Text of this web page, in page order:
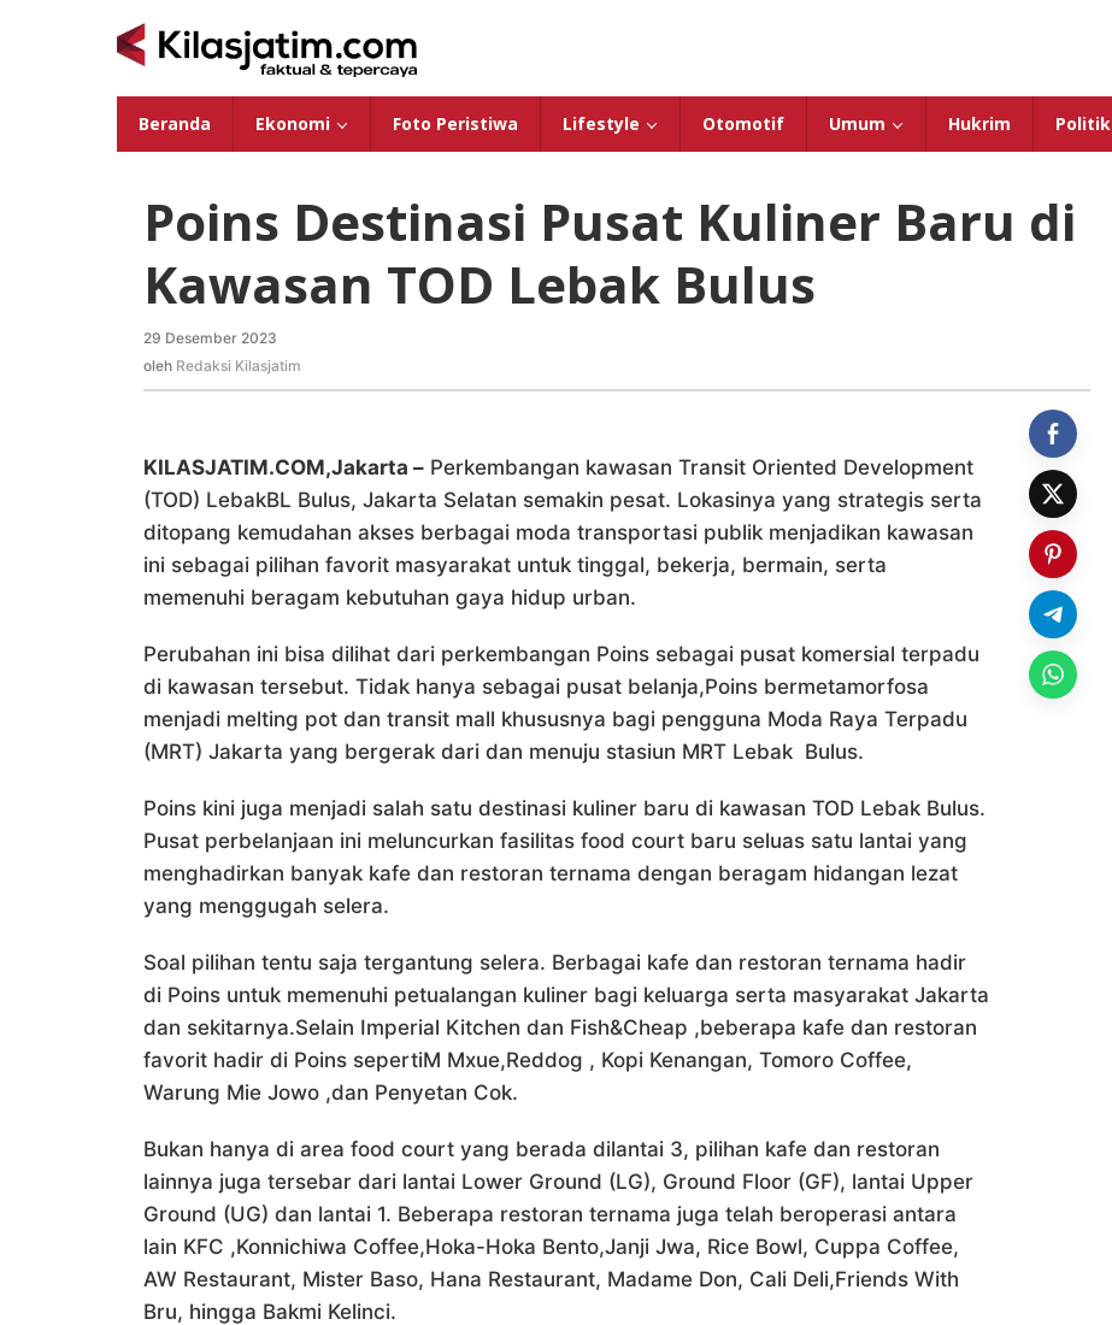
Beranda Ekonomi Foto Peristiwa Lifestyle Otomotif Umum Hukrim Politik
Poins Destinasi Pusat Kuliner Baru di
Kawasan TOD Lebak Bulus
29 Desember 2023
Redaksi
oleh Redaksi Kilasjatim
KILASJATIM.COM,Jakarta – Perkembangan kawasan Transit Oriented Development
(TOD) LebakBL Bulus, Jakarta Selatan semakin pesat. Lokasinya yang strategis serta
ditopang kemudahan akses berbagai moda transportasi publik menjadikan kawasan
ini sebagai pilihan favorit masyarakat untuk tinggal, bekerja, bermain, serta
memenuhi beragam kebutuhan gaya hidup urban.
Perubahan ini bisa dilihat dari perkembangan Poins sebagai pusat komersial terpadu
di kawasan tersebut. Tidak hanya sebagai pusat belanja,Poins bermetamorfosa
menjadi melting pot dan transit mall khususnya bagi pengguna Moda Raya Terpadu
(MRT) Jakarta yang bergerak dari dan menuju stasiun MRT Lebak Bulus.
Poins kini juga menjadi salah satu destinasi kuliner baru di kawasan TOD Lebak Bulus.
Pusat perbelanjaan ini meluncurkan fasilitas food court baru seluas satu lantai yang
menghadirkan banyak kafe dan restoran ternama dengan beragam hidangan lezat
yang menggugah selera.
Soal pilihan tentu saja tergantung selera. Berbagai kafe dan restoran ternama hadir
di Poins untuk memenuhi petualangan kuliner bagi keluarga serta masyarakat Jakarta
dan sekitarnya.Selain Imperial Kitchen dan Fish&Cheap ,beberapa kafe dan restoran
favorit hadir di Poins sepertiM Mxue,Reddog , Kopi Kenangan, Tomoro Coffee,
Warung Mie Jowo ,dan Penyetan Cok.
Bukan hanya di area food court yang berada dilantai 3, pilihan kafe dan restoran
lainnya juga tersebar dari lantai Lower Ground (LG), Ground Floor (GF), lantai Upper
Ground (UG) dan lantai 1. Beberapa restoran ternama juga telah beroperasi antara
lain KFC ,Konnichiwa Coffee,Hoka-Hoka Bento,Janji Jwa, Rice Bowl, Cuppa Coffee,
AW Restaurant, Mister Baso, Hana Restaurant, Madame Don, Cali Deli,Friends With
Bru, hingga Bakmi Kelinci.